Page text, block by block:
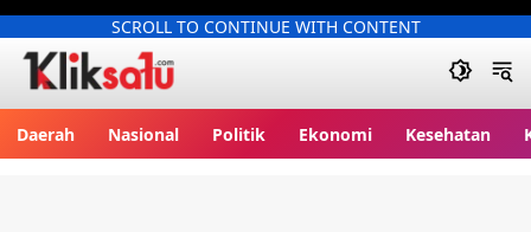
SCROLL TO CONTINUE WITH CONTENT
Daerah Nasional Politik Ekonomi Kesehatan